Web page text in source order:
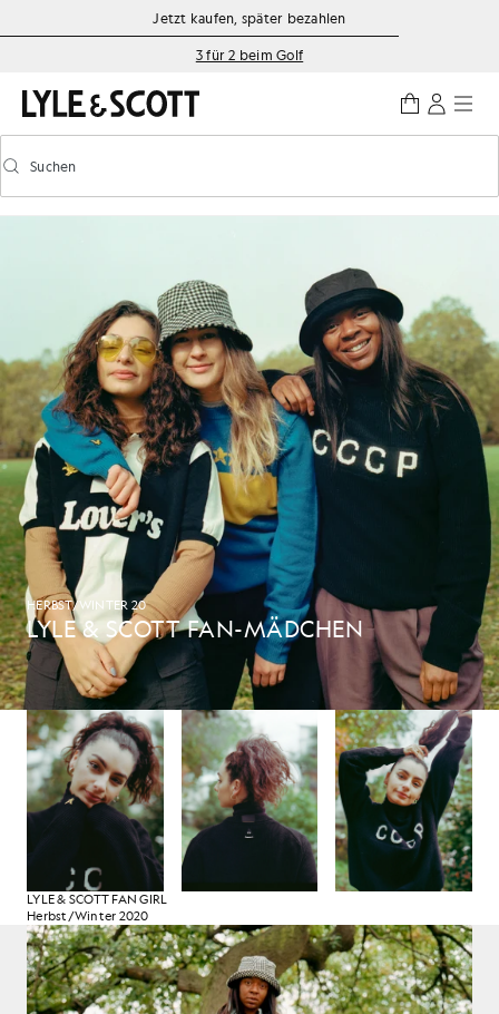
Zum Hauptinhalt springen
Informationen zur Barrierefreiheit
Jetzt kaufen, später bezahlen
3 für 2 beim Golf
Vorausschauende Suche ein-/ausschalten
Suchen
HERBST/WINTER 20
LYLE & SCOTT FAN-MÄDCHEN
LYLE & SCOTT FAN GIRL
Herbst/Winter 2020